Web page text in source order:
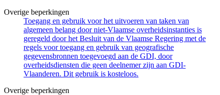
Overige beperkingen
Toegang en gebruik voor het uitvoeren van taken van
algemeen belang door niet-Vlaamse overheidsinstanties is
geregeld door het Besluit van de Vlaamse Regering met de
regels voor toegang en gebruik van geografische
gegevensbronnen toegevoegd aan de GDI, door
overheidsdiensten die geen deelnemer zijn aan GDI-
Vlaanderen. Dit gebruik is kosteloos.
Overige beperkingen